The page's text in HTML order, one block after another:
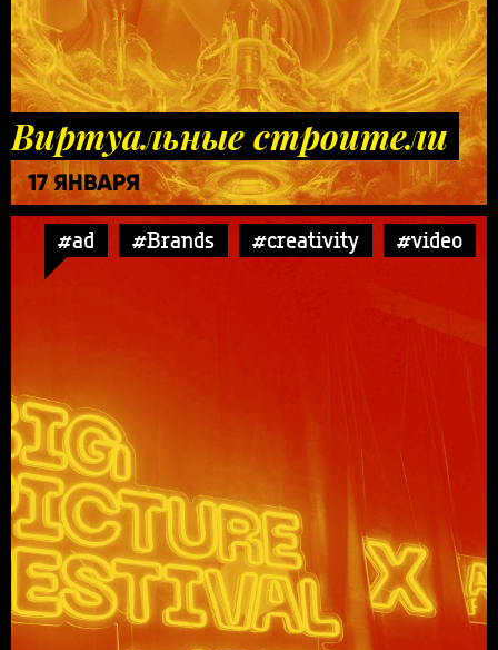
Виртуальные строители
17 ЯНВАРЯ
#ad #Brands #creativity #video